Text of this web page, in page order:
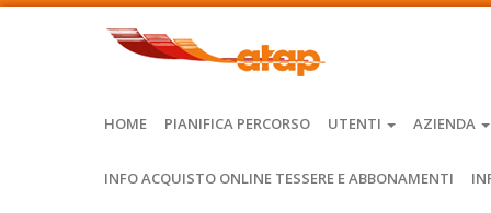
HOME PIANIFICA PERCORSO UTENTI AZIENDA
INFO ACQUISTO ONLINE TESSERE E ABBONAMENTI